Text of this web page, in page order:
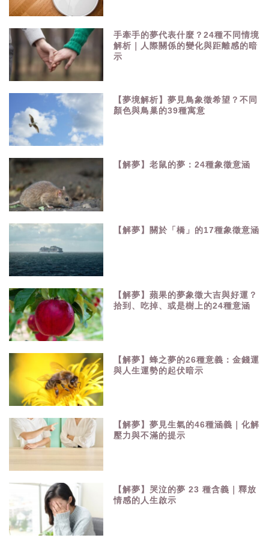
手牽手的夢代表什麼？24種不同情境
解析｜人際關係的變化與距離感的暗
示
【夢境解析】夢見鳥象徵希望？不同
顏色與鳥巢的39種寓意
【解夢】老鼠的夢：24種象徵意涵
【解夢】關於「橋」的17種象徵意涵
【解夢】蘋果的夢象徵大吉與好運？
拾到、吃掉、或是樹上的24種意涵
【解夢】蜂之夢的26種意義：金錢運
與人生運勢的起伏暗示
【解夢】夢見生氣的46種涵義｜化解
壓力與不滿的提示
【解夢】哭泣的夢 23 種含義｜釋放
情感的人生啟示